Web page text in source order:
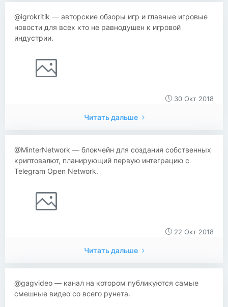
@igrokritik — авторские обзоры игр и главные игровые
новости для всех кто не равнодушен к игровой
индустрии.
30 Окт 2018
Читать дальше
@MinterNetwork — блокчейн для создания собственных
криптовалют, планирующий первую интеграцию с
Telegram Open Network.
22 Окт 2018
Читать дальше
@gagvideo — канал на котором публикуются самые
смешные видео со всего рунета.